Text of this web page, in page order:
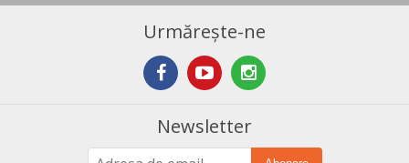
Urmărește-ne
Newsletter